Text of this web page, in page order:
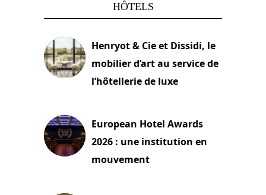
HÔTELS
Henryot & Cie et Dissidi, le
mobilier d’art au service de
l’hôtellerie de luxe
European Hotel Awards
2026 : une institution en
mouvement